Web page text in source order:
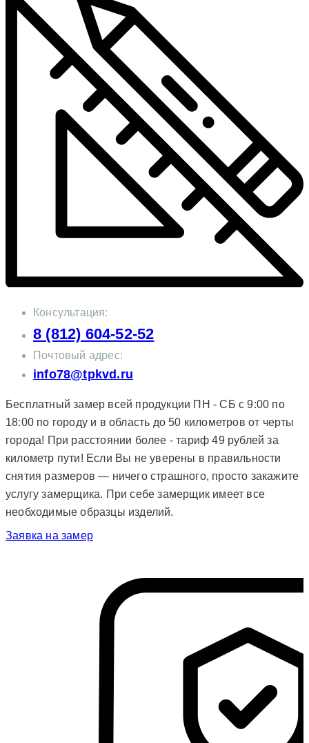
Консультация:
8 (812) 604-52-52
Почтовый адрес:
info78@tpkvd.ru
Бесплатный замер всей продукции ПН - СБ с 9:00 по
18:00 по городу и в область до 50 километров от черты
города! При расстоянии более - тариф 49 рублей за
километр пути! Если Вы не уверены в правильности
снятия размеров — ничего страшного, просто закажите
услугу замерщика. При себе замерщик имеет все
необходимые образцы изделий.
Заявка на замер